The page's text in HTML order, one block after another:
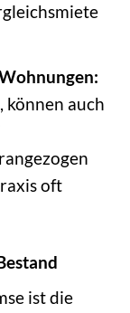
können auch
oft
ist die